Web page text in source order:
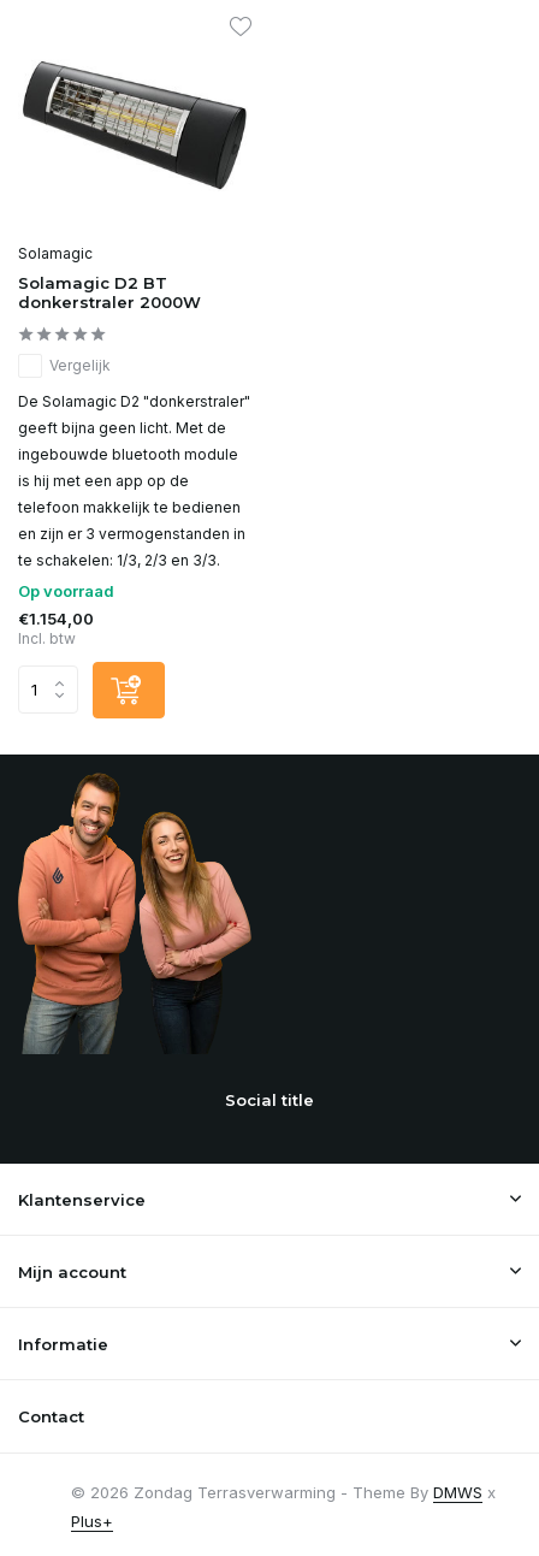
Solamagic
Solamagic D2 BT
donkerstraler 2000W
Vergelijk
De Solamagic D2 "donkerstraler"
geeft bijna geen licht. Met de
ingebouwde bluetooth module
is hij met een app op de
telefoon makkelijk te bedienen
en zijn er 3 vermogenstanden in
te schakelen: 1/3, 2/3 en 3/3.
Op voorraad
€1.154,00
Incl. btw
Social title
Klantenservice
Mijn account
Informatie
Contact
© 2026 Zondag Terrasverwarming - Theme By DMWS x
Plus+